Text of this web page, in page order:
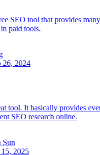
SEO tool that provides
paid tools.
2024
tool. It basically provides
SEO research online.
2025